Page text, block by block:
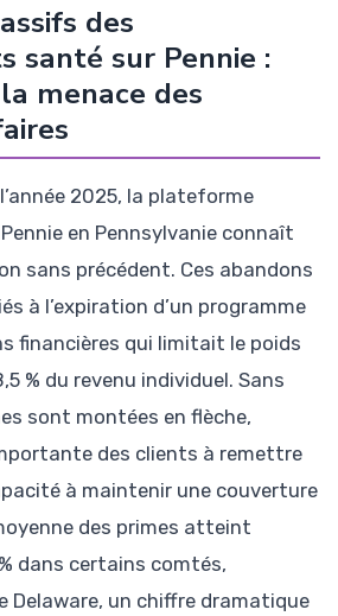
des
santé sur Pennie :
menace des
2025, la plateforme
en Pennsylvanie connaît
sans précédent. Ces abandons
à l’expiration d’un programme
financières qui limitait le poids
% du revenu individuel. Sans
sont montées en flèche,
des clients à remettre
à maintenir une couverture
des primes atteint
dans certains comtés,
Delaware, un chiffre dramatique